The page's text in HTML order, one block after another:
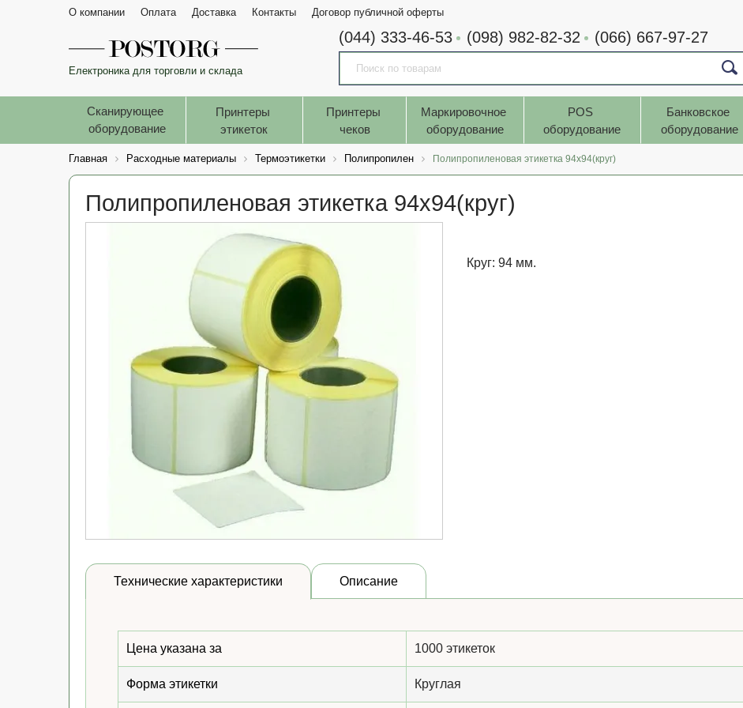
О компании Оплата Доставка Контакты Договор публичной оферты
Електроника для торговли и склада
(044) 333-46-53 (098) 982-82-32 (066) 667-97-27
Сканирующее
оборудование
Принтеры
этикеток
Принтеры
чеков
Маркировочное
оборудование
POS
оборудование
Банковское
оборудование
Главная Расходные материалы Термоэтикетки Полипропилен Полипропиленовая этикетка 94x94(круг)
Полипропиленовая этикетка 94x94(круг)
Круг: 94 мм.
Технические характеристики Описание
Цена указана за 1000 этикеток
Форма этикетки Круглая